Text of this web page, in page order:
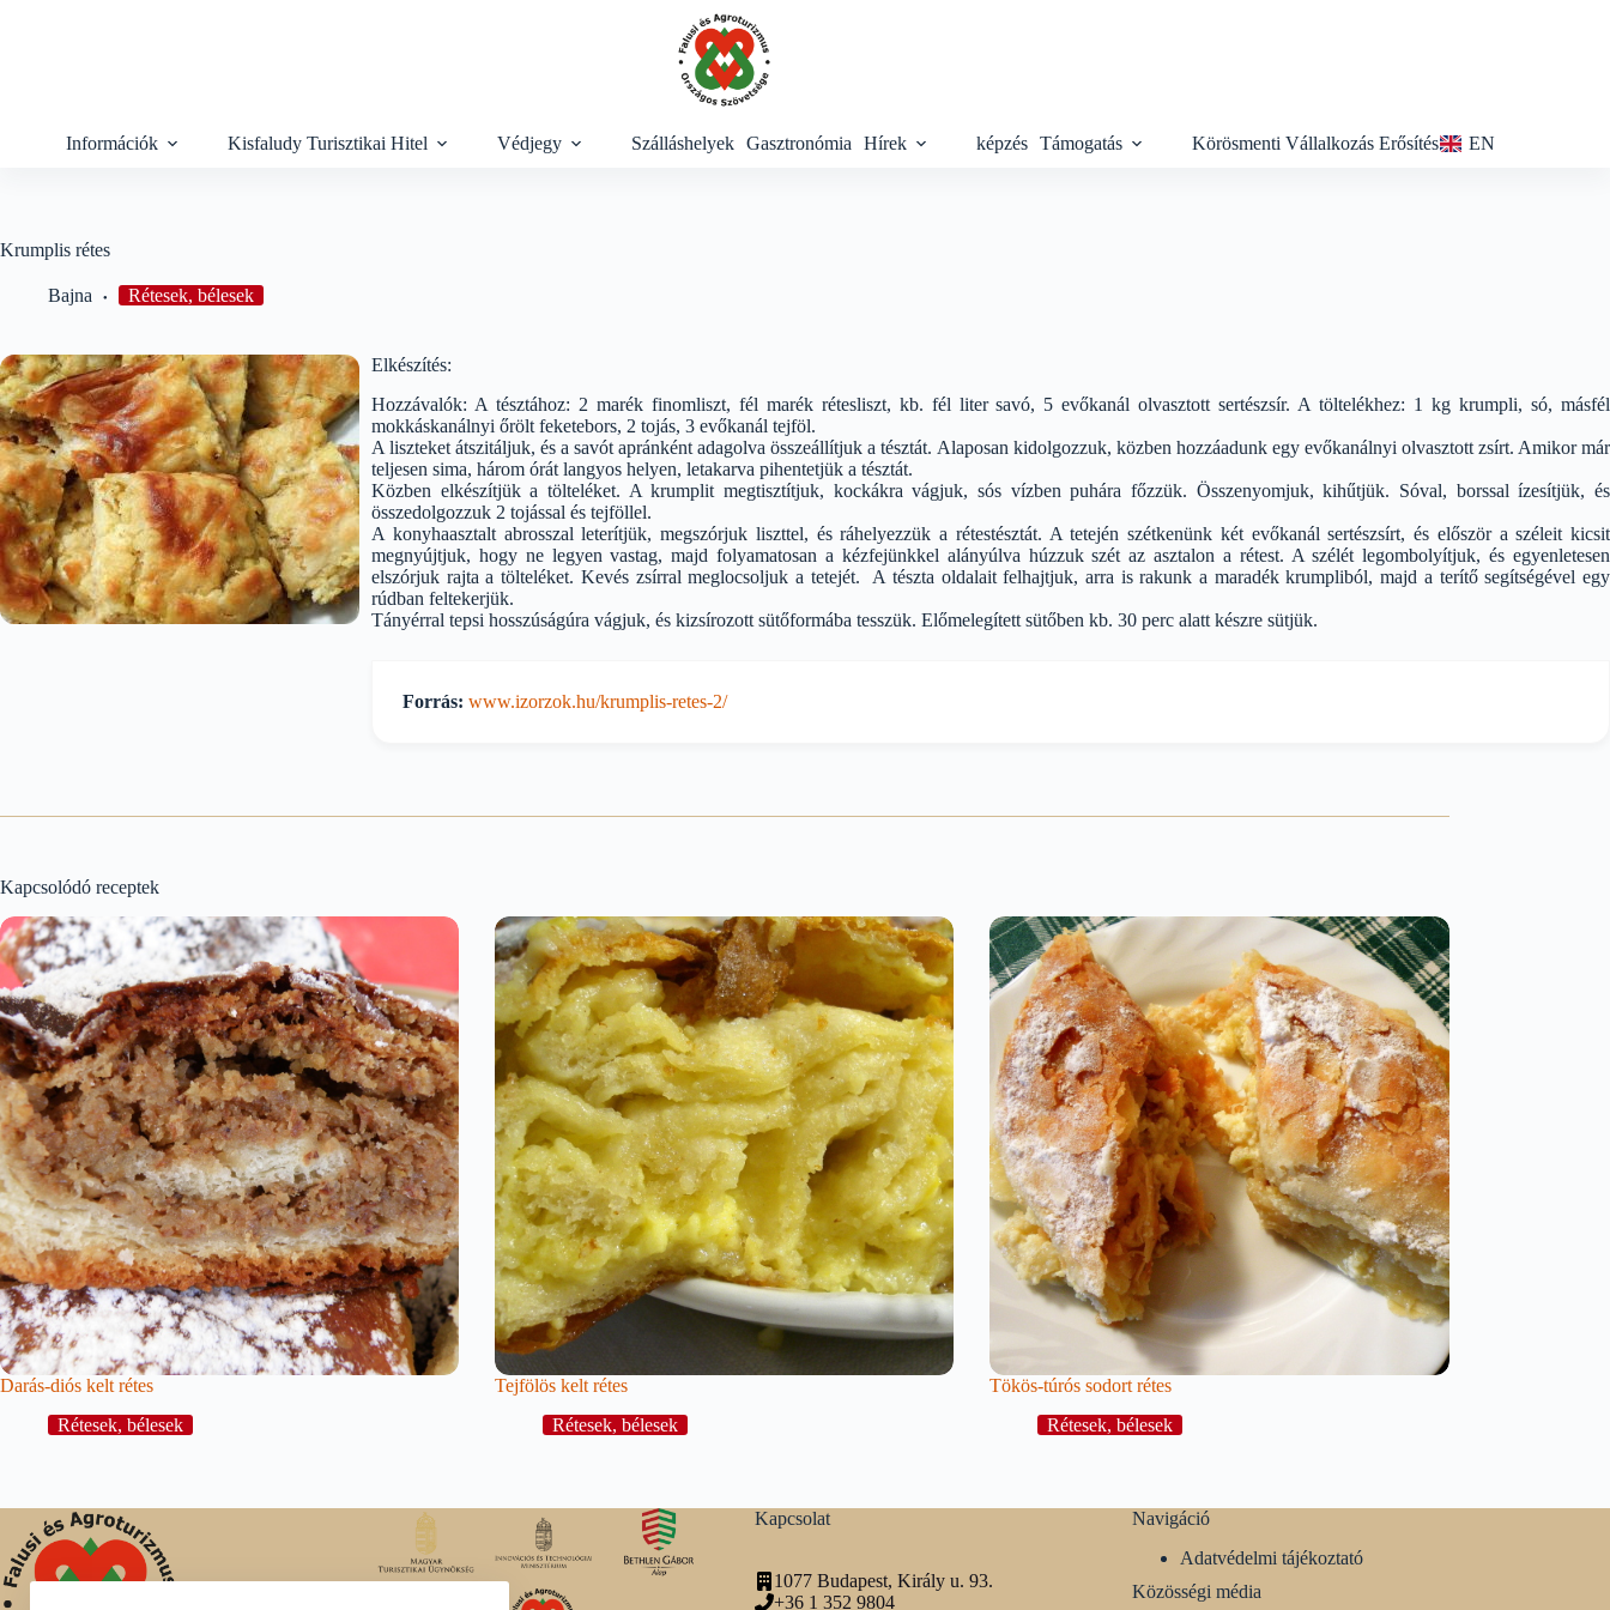
Információk Kisfaludy Turisztikai Hitel Védjegy Szálláshelyek Gasztronómia Hírek képzés Támogatás Körösmenti Vállalkozás Erősítés EN
Krumplis rétes
Bajna Rétesek, bélesek
Elkészítés:
Hozzávalók: A tésztához: 2 marék finomliszt, fél marék rétesliszt, kb. fél liter savó, 5 evőkanál olvasztott sertészsír. A töltelékhez: 1 kg krumpli, só, másfél
mokkáskanálnyi őrölt feketebors, 2 tojás, 3 evőkanál tejföl.
A liszteket átszitáljuk, és a savót apránként adagolva összeállítjuk a tésztát. Alaposan kidolgozzuk, közben hozzáadunk egy evőkanálnyi olvasztott zsírt. Amikor már
teljesen sima, három órát langyos helyen, letakarva pihentetjük a tésztát.
Közben elkészítjük a tölteléket. A krumplit megtisztítjuk, kockákra vágjuk, sós vízben puhára főzzük. Összenyomjuk, kihűtjük. Sóval, borssal ízesítjük, és
összedolgozzuk 2 tojással és tejföllel.
A konyhaasztalt abrosszal leterítjük, megszórjuk liszttel, és ráhelyezzük a rétestésztát. A tetején szétkenünk két evőkanál sertészsírt, és először a széleit kicsit
megnyújtjuk, hogy ne legyen vastag, majd folyamatosan a kézfejünkkel alányúlva húzzuk szét az asztalon a rétest. A szélét legombolyítjuk, és egyenletesen
elszórjuk rajta a tölteléket. Kevés zsírral meglocsoljuk a tetejét. A tészta oldalait felhajtjuk, arra is rakunk a maradék krumpliból, majd a terítő segítségével egy
rúdban feltekerjük.
Tányérral tepsi hosszúságúra vágjuk, és kizsírozott sütőformába tesszük. Előmelegített sütőben kb. 30 perc alatt készre sütjük.
Forrás: www.izorzok.hu/krumplis-retes-2/
Kapcsolódó receptek
Darás-diós kelt rétes
Rétesek, bélesek
Tejfölös kelt rétes
Rétesek, bélesek
Tökös-túrós sodort rétes
Rétesek, bélesek
Kapcsolat
1077 Budapest, Király u. 93.
+36 1 352 9804
Navigáció
Adatvédelmi tájékoztató
Közösségi média